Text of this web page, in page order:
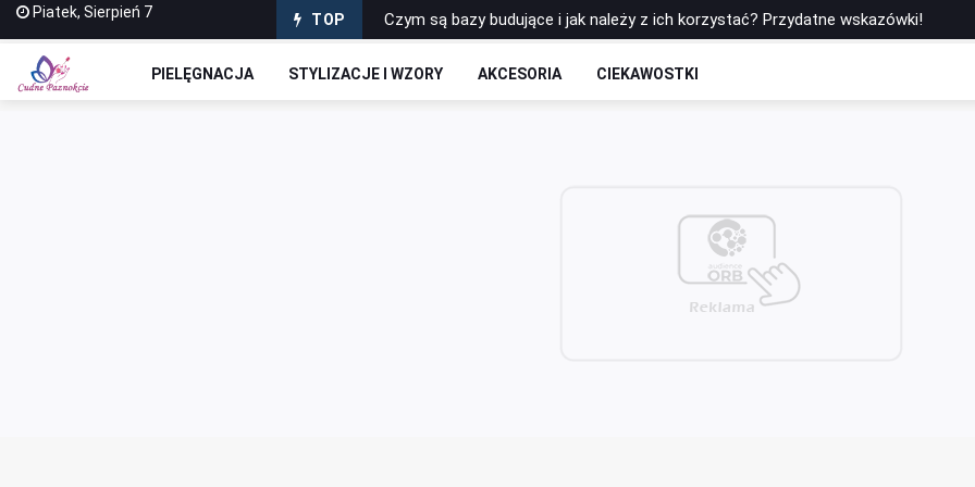
Piatek, Sierpień 7 TOP
Jak ozdobić paznokcie hybrydowe - sprawdzone pomysły
PIELĘGNACJA STYLIZACJE I WZORY AKCESORIA CIEKAWOSTKI